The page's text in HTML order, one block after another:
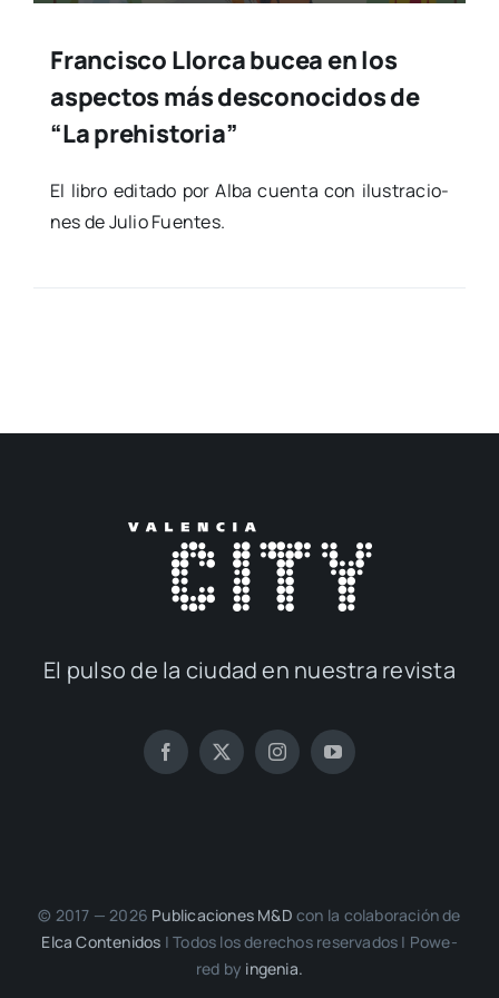
Francisco Llorca bucea en los
aspectos más desconocidos de
“La prehistoria”
El libro edi­ta­do por Alba cuen­ta con ilus­tra­cio­
nes de Julio Fuen­tes.
El pul­so de la ciu­dad en nues­tra revis­ta
© 2017 — 2026 Publi­ca­cio­nes M&D con la cola­bo­ra­ción de
Elca Con­te­ni­dos | Todos los dere­chos reser­va­dos | Powe­
red by inge­nia.